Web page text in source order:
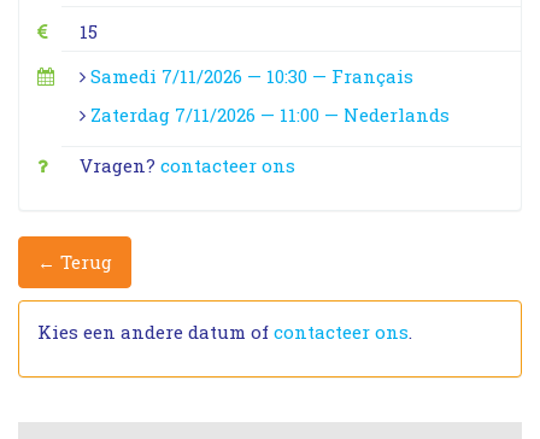
15
Samedi 7/11/2026 — 10:30 — Français
Zaterdag 7/11/2026 — 11:00 — Nederlands
Vragen? contacteer ons
← Terug
Kies een andere datum of contacteer ons.